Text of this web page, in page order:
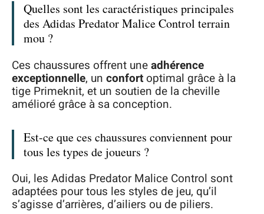
Quelles sont les caractéristiques principales
des Adidas Predator Malice Control terrain
mou ?
Ces chaussures offrent uneadhérence
exceptionnelle, un confort optimal grâce à la
tige Primeknit, et un soutien de la cheville
amélioré grâce à sa conception.
Est-ce que ces chaussures conviennent pour
tous les types de joueurs ?
Oui, les Adidas Predator Malice Control sont
adaptées pour tous les styles de jeu, qu’il
s’agisse d’arrières, d’ailiers ou de piliers.